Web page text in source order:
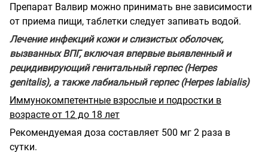
Препарат Валвир можно принимать вне зависимости
от приема пищи, таблетки следует запивать водой.
Лечение инфекций кожи и слизистых оболочек,
вызванных ВПГ, включая впервые выявленный и
рецидивирующий генитальный герпес (Herpes
genitalis), а также лабиальный герпес (Herpes labialis)
Иммунокомпетентные взрослые и подростки в
возрасте от 12 до 18 лет
Рекомендуемая доза составляет 500 мг 2 раза в
сутки.